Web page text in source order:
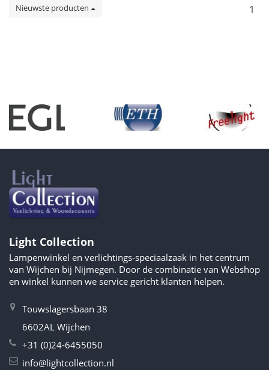
Nieuwste producten 1
Light Collection
Lampenwinkel en verlichtings-speciaalzaak in het centrum
van Wijchen bij Nijmegen. Door de combinatie van Webshop
en winkel kunnen we service gericht klanten helpen.
Touwslagersbaan 38
6602AL Wijchen
+31 (0)24-6455050
info@lightcollection.nl